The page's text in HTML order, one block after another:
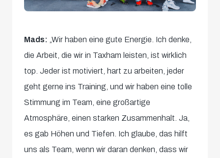
Mads: „Wir haben eine gute Energie. Ich denke,
die Arbeit, die wir in Taxham leisten, ist wirklich
top. Jeder ist motiviert, hart zu arbeiten, jeder
geht gerne ins Training, und wir haben eine tolle
Stimmung im Team, eine großartige
Atmosphäre, einen starken Zusammenhalt. Ja,
es gab Höhen und Tiefen. Ich glaube, das hilft
uns als Team, wenn wir daran denken, dass wir